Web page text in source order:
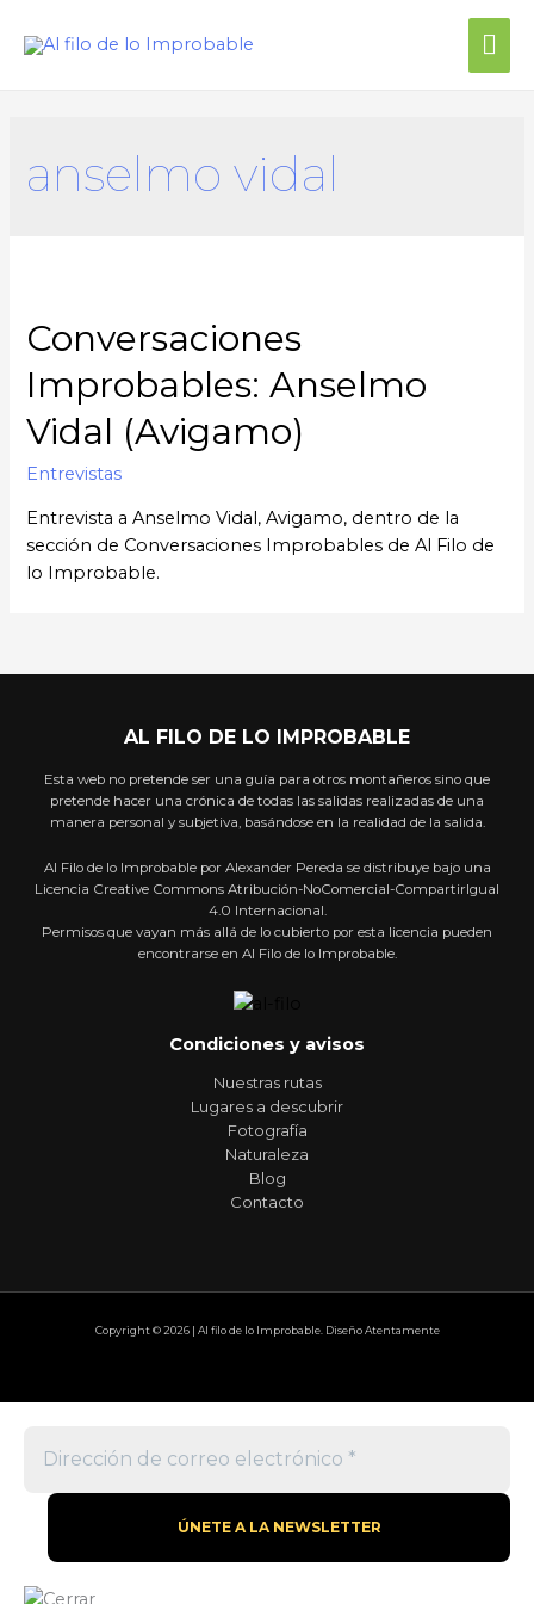
anselmo vidal
Conversaciones
Improbables: Anselmo
Vidal (Avigamo)
Entrevistas
Entrevista a Anselmo Vidal, Avigamo, dentro de la
sección de Conversaciones Improbables de Al Filo de
lo Improbable.
AL FILO DE LO IMPROBABLE
Esta web no pretende ser una guía para otros montañeros sino que
pretende hacer una crónica de todas las salidas realizadas de una
manera personal y subjetiva, basándose en la realidad de la salida.
Al Filo de lo Improbable por Alexander Pereda se distribuye bajo una
Licencia Creative Commons Atribución-NoComercial-CompartirIgual
4.0 Internacional.
Permisos que vayan más allá de lo cubierto por esta licencia pueden
encontrarse en Al Filo de lo Improbable.
Condiciones y avisos
Nuestras rutas
Lugares a descubrir
Fotografía
Naturaleza
Blog
Contacto
Copyright © 2026 | Al filo de lo Improbable. Diseño Atentamente